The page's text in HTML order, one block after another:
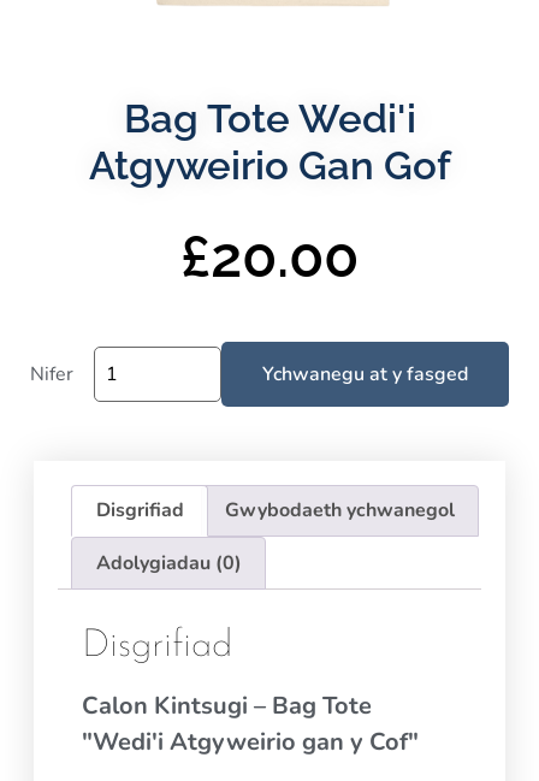
Bag Tote Wedi'i
Atgyweirio Gan Gof
£20.00
Nifer Ychwanegu at y fasged
Disgrifiad
Gwybodaeth ychwanegol
Adolygiadau (0)
Disgrifiad
Calon Kintsugi – Bag Tote
"Wedi'i Atgyweirio gan y Cof"